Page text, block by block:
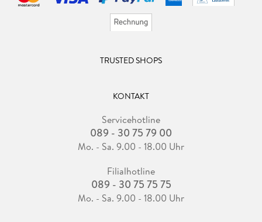
TRUSTED SHOPS
KONTAKT
Servicehotline
089 - 30 75 79 00
Mo. - Sa. 9.00 - 18.00 Uhr
Filialhotline
089 - 30 75 75 75
Mo. - Sa. 9.00 - 18.00 Uhr